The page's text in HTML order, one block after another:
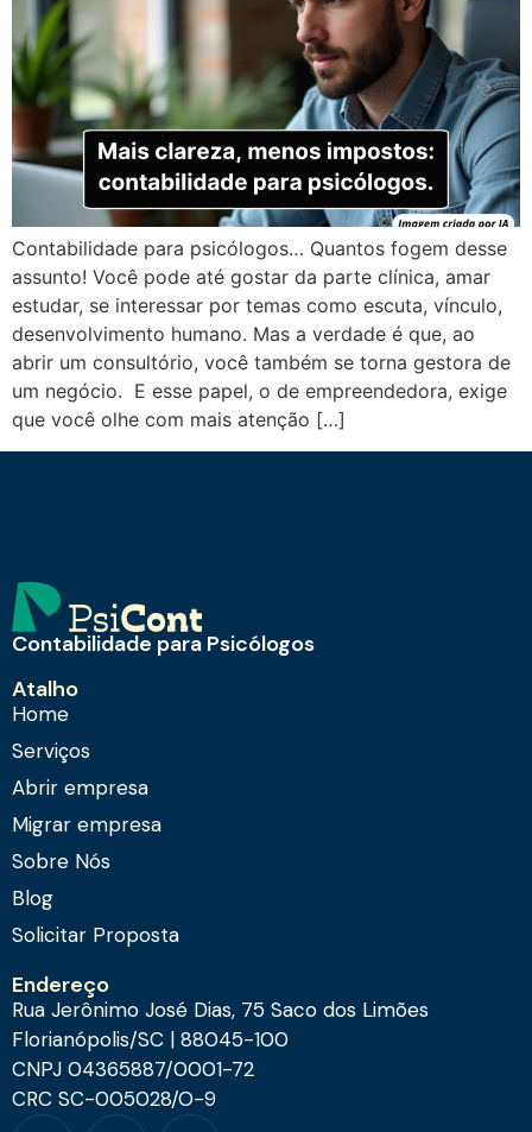
Contabilidade para psicólogos… Quantos fogem desse
assunto! Você pode até gostar da parte clínica, amar
estudar, se interessar por temas como escuta, vínculo,
desenvolvimento humano. Mas a verdade é que, ao
abrir um consultório, você também se torna gestora de
um negócio. E esse papel, o de empreendedora, exige
que você olhe com mais atenção […]
Contabilidade para Psicólogos
Atalho
Home
Serviços
Abrir empresa
Migrar empresa
Sobre Nós
Blog
Solicitar Proposta
Endereço
Rua Jerônimo José Dias, 75 Saco dos Limões
Florianópolis/SC | 88045-100
CNPJ 04365887/0001-72
CRC SC-005028/O-9